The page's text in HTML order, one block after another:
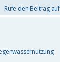
Rufe den Beitrag auf